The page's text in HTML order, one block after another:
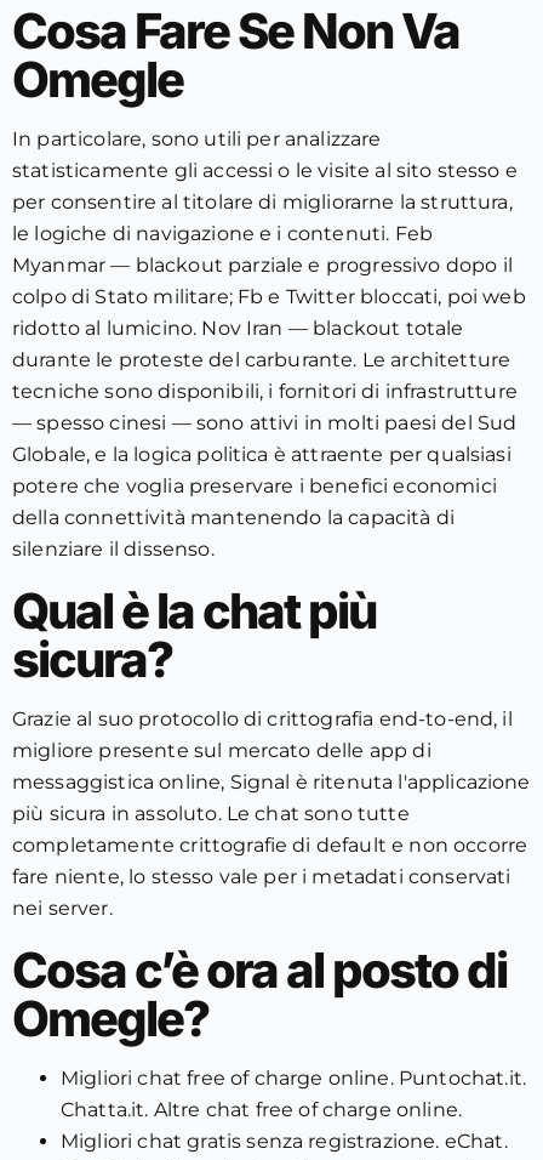
Cosa Fare Se Non Va
Omegle
In particolare, sono utili per analizzare
statisticamente gli accessi o le visite al sito stesso e
per consentire al titolare di migliorarne la struttura,
le logiche di navigazione e i contenuti. Feb
Myanmar — blackout parziale e progressivo dopo il
colpo di Stato militare; Fb e Twitter bloccati, poi web
ridotto al lumicino. Nov Iran — blackout totale
durante le proteste del carburante. Le architetture
tecniche sono disponibili, i fornitori di infrastrutture
— spesso cinesi — sono attivi in molti paesi del Sud
Globale, e la logica politica è attraente per qualsiasi
potere che voglia preservare i benefici economici
della connettività mantenendo la capacità di
silenziare il dissenso.
Qual è la chat più
sicura?
Grazie al suo protocollo di crittografia end-to-end, il
migliore presente sul mercato delle app di
messaggistica online, Signal è ritenuta l'applicazione
più sicura in assoluto. Le chat sono tutte
completamente crittografie di default e non occorre
fare niente, lo stesso vale per i metadati conservati
nei server.
Cosa c’è ora al posto di
Omegle?
Migliori chat free of charge online. Puntochat.it.
Chatta.it. Altre chat free of charge online.
Migliori chat gratis senza registrazione. eChat.